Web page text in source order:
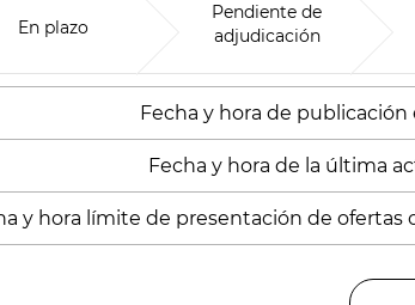
En plazo
Pendiente de
adjudicación
Fecha y hora de publicación
Fecha y hora de la última
y hora límite de presentación de ofertas